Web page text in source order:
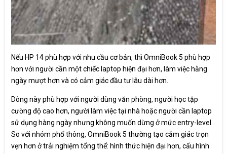
Nếu HP 14 phù hợp với nhu cầu cơ bản, thì OmniBook 5 phù hợp
hơn với người cần một chiếc laptop hiện đại hơn, làm việc hằng
ngày mượt hơn và có cảm giác đầu tư lâu dài hơn.
Dòng này phù hợp với người dùng văn phòng, người học tập
cường độ cao hơn, người làm việc tại nhà hoặc người cần laptop
sử dụng hàng ngày nhưng không muốn dừng ở mức entry-level.
So với nhóm phổ thông, OmniBook 5 thường tạo cảm giác trọn
vẹn hơn ở trải nghiệm tổng thể: hình thức hiện đại hơn, cấu hình